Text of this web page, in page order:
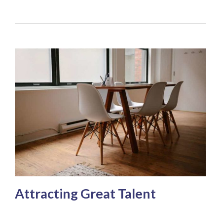
Attracting Great Talent